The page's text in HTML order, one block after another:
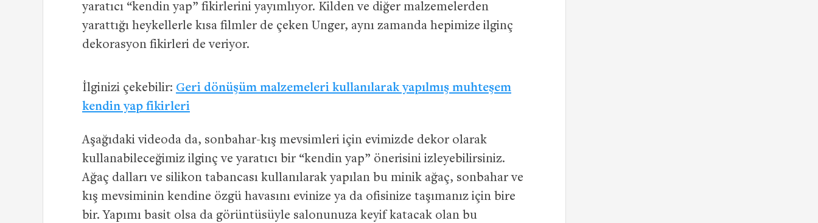
yaratıcı “kendin yap” fikirlerini yayımlıyor. Kilden ve diğer malzemelerden
yarattığı heykellerle kısa filmler de çeken Unger, aynı zamanda hepimize ilginç
dekorasyon fikirleri de veriyor.
İlginizi çekebilir: Geri dönüşüm malzemeleri kullanılarak yapılmış muhteşem
kendin yap fikirleri
Aşağıdaki videoda da, sonbahar-kış mevsimleri için evimizde dekor olarak
kullanabileceğimiz ilginç ve yaratıcı bir “kendin yap” önerisini izleyebilirsiniz.
Ağaç dalları ve silikon tabancası kullanılarak yapılan bu minik ağaç, sonbahar ve
kış mevsiminin kendine özgü havasını evinize ya da ofisinize taşımanız için bire
bir. Yapımı basit olsa da görüntüsüyle salonunuza keyif katacak olan bu